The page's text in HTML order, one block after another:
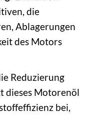
die
Ablagerungen
des Motors
Reduzierung
dieses Motorenöl
bei,